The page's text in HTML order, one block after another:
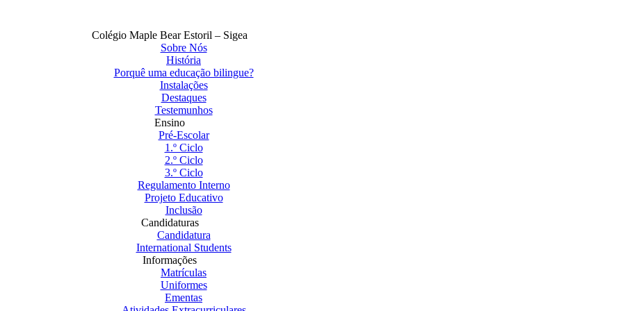
Colégio Maple Bear Estoril – Sigea
Sobre Nós
História
Porquê uma educação bilingue?
Instalações
Destaques
Testemunhos
Ensino
Pré-Escolar
1.º Ciclo
2.º Ciclo
3.º Ciclo
Regulamento Interno
Projeto Educativo
Inclusão
Candidaturas
Candidatura
International Students
Informações
Matrículas
Uniformes
Ementas